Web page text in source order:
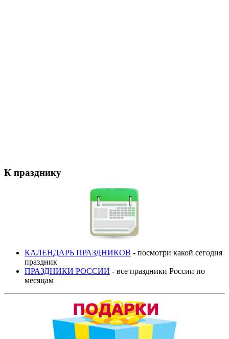
К празднику
КАЛЕНДАРЬ ПРАЗДНИКОВ - посмотри какой сегодня
праздник
ПРАЗДНИКИ РОССИИ - все праздники России по
месяцам